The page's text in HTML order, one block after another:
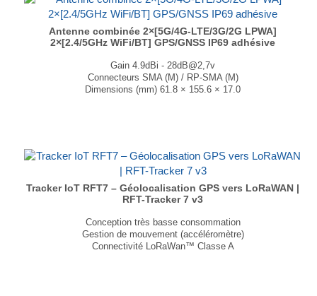
Antenne combinée 2×[5G/4G-LTE/3G/2G LPWA]
2×[2.4/5GHz WiFi/BT] GPS/GNSS IP69 adhésive
Gain 4.9dBi - 28dB@2,7v
Connecteurs SMA (M) / RP-SMA (M)
Dimensions (mm) 61.8 × 155.6 × 17.0
Tracker IoT RFT7 – Géolocalisation GPS vers LoRaWAN |
RFT-Tracker 7 v3
Conception très basse consommation
Gestion de mouvement (accéléromètre)
Connectivité LoRaWan™ Classe A